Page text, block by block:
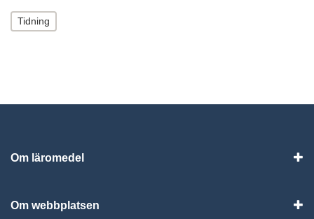
Tidning
Om läromedel
Om webbplatsen